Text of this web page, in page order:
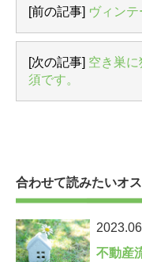
[前の記事] ヴィン
[次の記事] 空き巣
須です。
合わせて読みたいオ
不動産